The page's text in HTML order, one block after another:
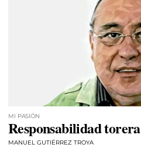
MI PASIÓN
Responsabilidad torera
MANUEL GUTIÉRREZ TROYA